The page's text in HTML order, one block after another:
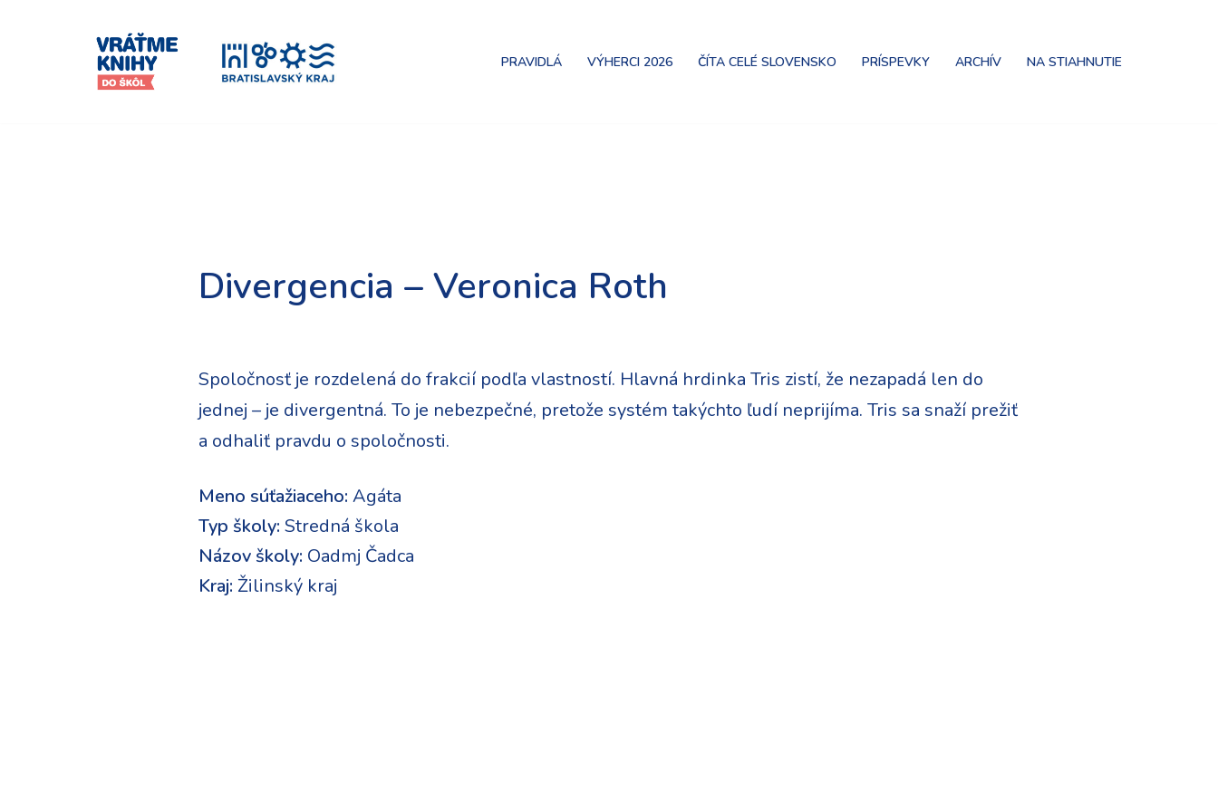
PRAVIDLÁ VÝHERCI 2026 ČÍTA CELÉ SLOVENSKO PRÍSPEVKY ARCHÍV NA STIAHNUTIE
Divergencia – Veronica Roth
Spoločnosť je rozdelená do frakcií podľa vlastností. Hlavná hrdinka Tris zistí, že nezapadá len do
jednej – je divergentná. To je nebezpečné, pretože systém takýchto ľudí neprijíma. Tris sa snaží prežiť
a odhaliť pravdu o spoločnosti.
Meno súťažiaceho: Agáta
Typ školy: Stredná škola
Názov školy: Oadmj Čadca
Kraj: Žilinský kraj